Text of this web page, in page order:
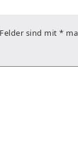
sind mit *